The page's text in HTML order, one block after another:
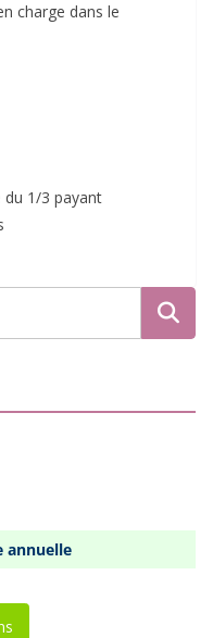
charge dans le
du 1/3 payant
annuelle